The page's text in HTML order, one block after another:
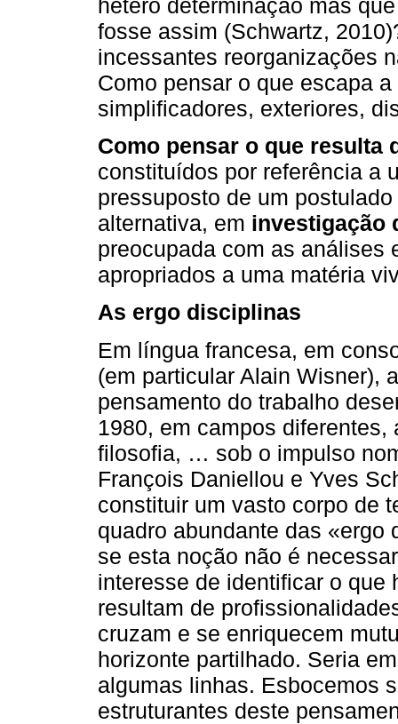
hétero determinação mas
fosse assim (Schwartz,
incessantes reorganizações
Como pensar o que escapa
simplificadores, exteriores,
Como pensar o que
constituídos por referência a
pressuposto de um
alternativa, em investigação
preocupada com as análises
apropriados a uma matéria
As ergo disciplinas
Em língua francesa, em
(em particular Alain Wisner),
pensamento do trabalho
1980, em campos
filosofia, … sob o impulso
François Daniellou e Yves
constituir um vasto corpo de
quadro abundante das
se esta noção não é
interesse de identificar o que
resultam de
cruzam e se enriquecem
horizonte partilhado. Seria
algumas linhas. Esbocemos
estruturantes deste